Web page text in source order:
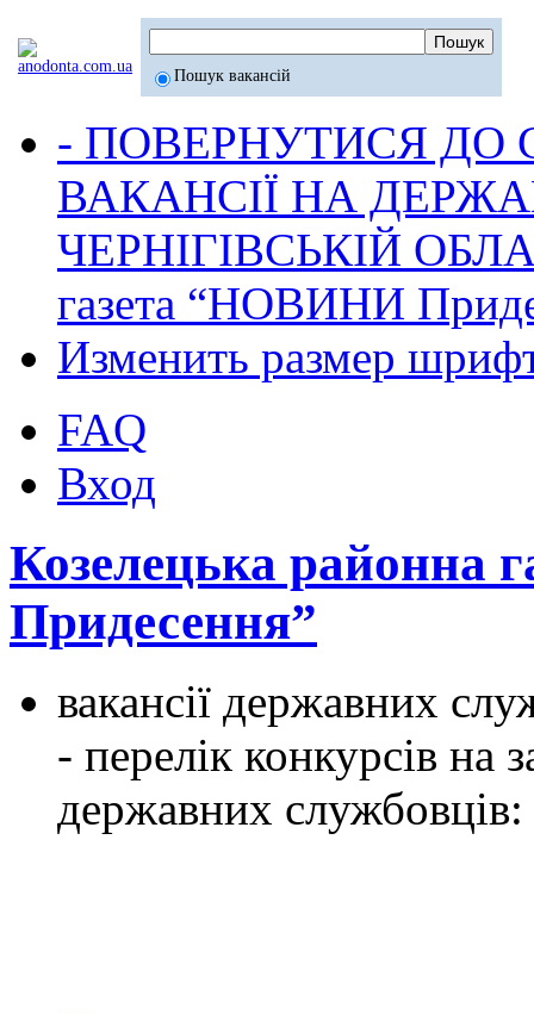
Пошук вакансій
- ПОВЕРНУТИСЯ ДО
ВАКАНСІЇ НА
ЧЕРНІГІВСЬКІЙ
газета “НОВИНИ
Изменить размер
FAQ
Вход
Козелецька районна
Придесення”
вакансії державних
- перелік конкурсів на
державних службовців: